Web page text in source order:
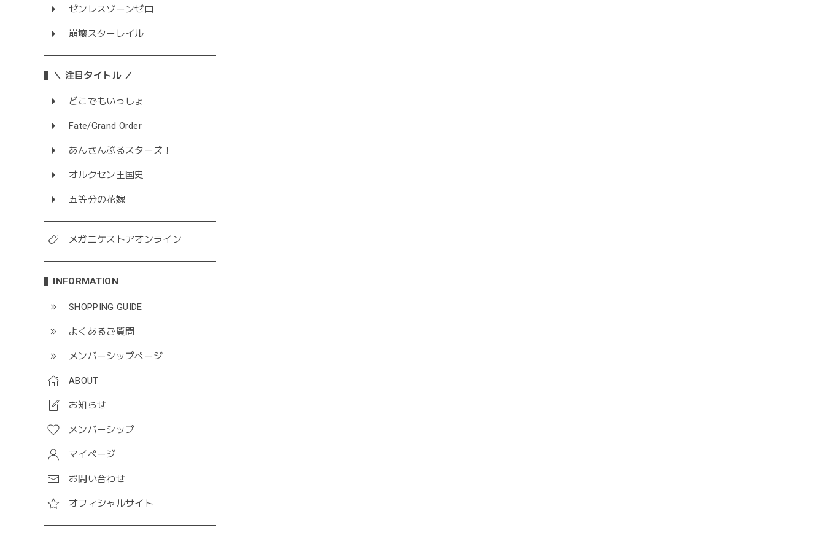
ゼンレスゾーンゼロ
崩壊スターレイル
＼ 注目タイトル ／
どこでもいっしょ
Fate/Grand Order
あんさんぶるスターズ！
オルクセン王国史
五等分の花嫁
メガニケストアオンライン
INFORMATION
SHOPPING GUIDE
よくあるご質問
メンバーシップページ
ABOUT
お知らせ
メンバーシップ
マイページ
お問い合わせ
オフィシャルサイト